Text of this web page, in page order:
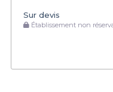
Sur devis
Établissement non